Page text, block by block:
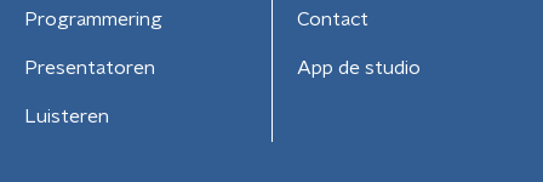
Programmering
Presentatoren
Luisteren
Contact
App de studio